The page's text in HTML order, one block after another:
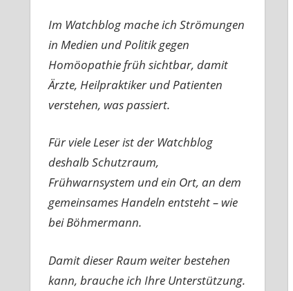
Im Watchblog mache ich Strömungen
in Medien und Politik gegen
Homöopathie früh sichtbar, damit
Ärzte, Heilpraktiker und Patienten
verstehen, was passiert.
Für viele Leser ist der Watchblog
deshalb Schutzraum,
Frühwarnsystem und ein Ort, an dem
gemeinsames Handeln entsteht – wie
bei Böhmermann.
Damit dieser Raum weiter bestehen
kann, brauche ich Ihre Unterstützung.